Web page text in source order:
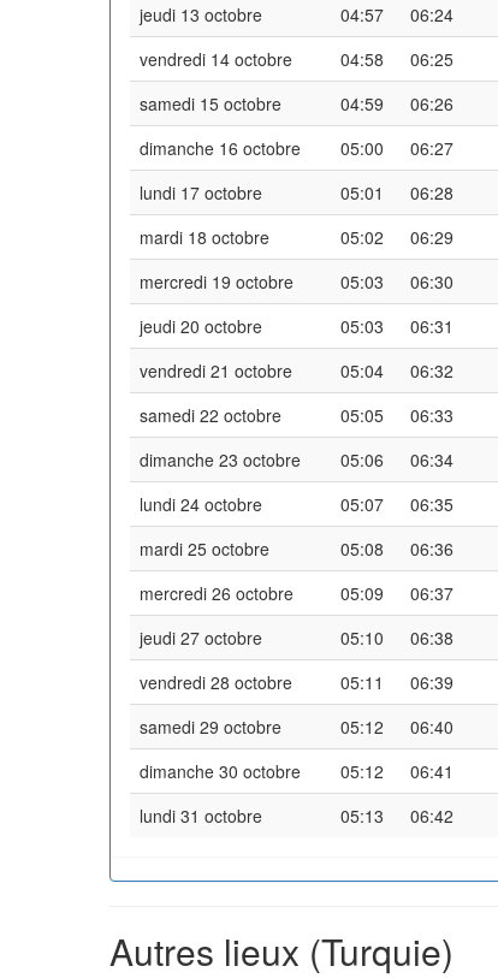
jeudi 13 octobre
04:57 06:24
vendredi 14 octobre
04:58 06:25
samedi 15 octobre
04:59 06:26
dimanche 16 octobre
05:00 06:27
lundi 17 octobre
05:01 06:28
mardi 18 octobre
05:02 06:29
mercredi 19 octobre
05:03 06:30
jeudi 20 octobre
05:03 06:31
vendredi 21 octobre
05:04 06:32
samedi 22 octobre
05:05 06:33
dimanche 23 octobre
05:06 06:34
lundi 24 octobre
05:07 06:35
mardi 25 octobre
05:08 06:36
mercredi 26 octobre
05:09 06:37
jeudi 27 octobre
05:10 06:38
vendredi 28 octobre
05:11 06:39
samedi 29 octobre
05:12 06:40
dimanche 30 octobre
05:12 06:41
lundi 31 octobre
05:13 06:42
Autres lieux (Turquie)